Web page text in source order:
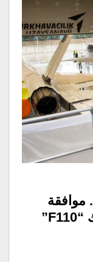
موافقة
أميركية على تصدير 80 محرك “F110”